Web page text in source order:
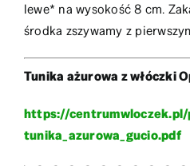
lewe* na wysokość 8 cm.
środka zszywamy z
Tunika ażurowa z włóczki
https://centrumwloczek.pl/
tunika_azurowa_gucio.pdf